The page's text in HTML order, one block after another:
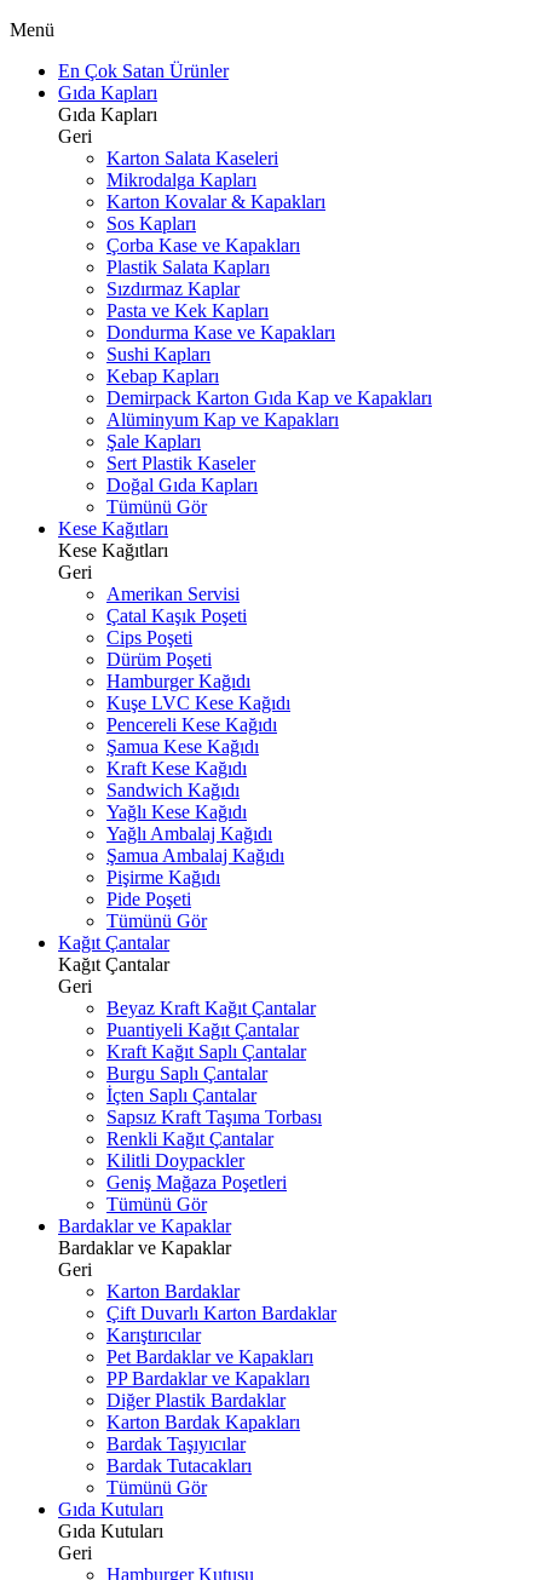
Menü
En Çok Satan Ürünler
Gıda Kapları
Gıda Kapları
Geri
Karton Salata Kaseleri
Mikrodalga Kapları
Karton Kovalar & Kapakları
Sos Kapları
Çorba Kase ve Kapakları
Plastik Salata Kapları
Sızdırmaz Kaplar
Pasta ve Kek Kapları
Dondurma Kase ve Kapakları
Sushi Kapları
Kebap Kapları
Demirpack Karton Gıda Kap ve Kapakları
Alüminyum Kap ve Kapakları
Şale Kapları
Sert Plastik Kaseler
Doğal Gıda Kapları
Tümünü Gör
Kese Kağıtları
Kese Kağıtları
Geri
Amerikan Servisi
Çatal Kaşık Poşeti
Cips Poşeti
Dürüm Poşeti
Hamburger Kağıdı
Kuşe LVC Kese Kağıdı
Pencereli Kese Kağıdı
Şamua Kese Kağıdı
Kraft Kese Kağıdı
Sandwich Kağıdı
Yağlı Kese Kağıdı
Yağlı Ambalaj Kağıdı
Şamua Ambalaj Kağıdı
Pişirme Kağıdı
Pide Poşeti
Tümünü Gör
Kağıt Çantalar
Kağıt Çantalar
Geri
Beyaz Kraft Kağıt Çantalar
Puantiyeli Kağıt Çantalar
Kraft Kağıt Saplı Çantalar
Burgu Saplı Çantalar
İçten Saplı Çantalar
Sapsız Kraft Taşıma Torbası
Renkli Kağıt Çantalar
Kilitli Doypackler
Geniş Mağaza Poşetleri
Tümünü Gör
Bardaklar ve Kapaklar
Bardaklar ve Kapaklar
Geri
Karton Bardaklar
Çift Duvarlı Karton Bardaklar
Karıştırıcılar
Pet Bardaklar ve Kapakları
PP Bardaklar ve Kapakları
Diğer Plastik Bardaklar
Karton Bardak Kapakları
Bardak Taşıyıcılar
Bardak Tutacakları
Tümünü Gör
Gıda Kutuları
Gıda Kutuları
Geri
Hamburger Kutusu